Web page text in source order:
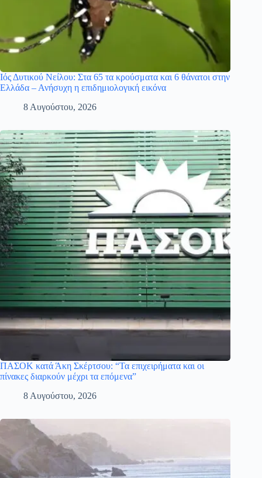
Ιός Δυτικού Νείλου: Στα 65 τα κρούσματα και 6 θάνατοι στην
Ελλάδα – Ανήσυχη η επιδημιολογική εικόνα
8 Αυγούστου, 2026
ΠΑΣΟΚ κατά Άκη Σκέρτσου: “Τα επιχειρήματα και οι
πίνακες διαρκούν μέχρι τα επόμενα”
8 Αυγούστου, 2026